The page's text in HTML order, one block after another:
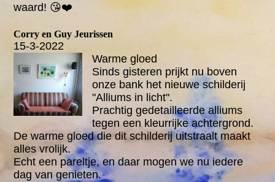
waard! 😘❤️
Corry en Guy Jeurissen
15-3-2022
Warme gloed
Sinds gisteren prijkt nu boven
onze bank het nieuwe schilderij
"Alliums in licht".
Prachtig gedetailleerde alliums
tegen een kleurrijke achtergrond.
De warme gloed die dit schilderij uitstraalt maakt
alles vrolijk.
Echt een pareltje, en daar mogen we nu iedere
dag van genieten.